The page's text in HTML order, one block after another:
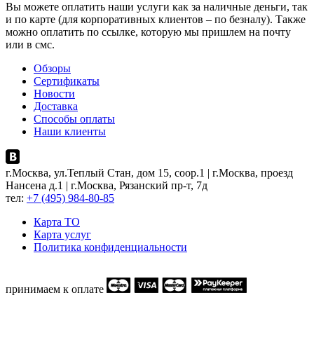
Вы можете оплатить наши услуги как за наличные деньги, так
и по карте (для корпоративных клиентов – по безналу). Также
можно оплатить по ссылке, которую мы пришлем на почту
или в смс.
Обзоры
Сертификаты
Новости
Доставка
Способы оплаты
Наши клиенты
г.Москва, ул.Теплый Стан, дом 15, соор.1 | г.Москва, проезд
Нансена д.1 | г.Москва, Рязанский пр-т, 7д
тел: +7 (495) 984-80-85
Карта ТO
Карта услуг
Политика конфиденциальности
принимаем к оплате